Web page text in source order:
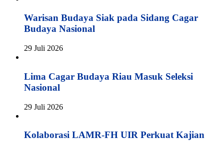
Warisan Budaya Siak pada Sidang Cagar
Budaya Nasional
29 Juli 2026
Lima Cagar Budaya Riau Masuk Seleksi
Nasional
29 Juli 2026
Kolaborasi LAMR-FH UIR Perkuat Kajian